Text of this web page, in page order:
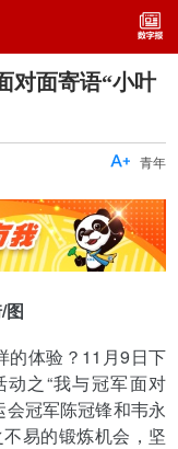
对面寄语“小叶
青年

图
的体验？11月9日下
之“我与冠军面对
会冠军陈冠锋和韦永
易的锻炼机会，坚